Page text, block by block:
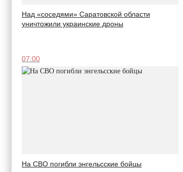
Над «соседями» Саратовской области
уничтожили украинские дроны
07:00
На СВО погибли энгельсские бойцы